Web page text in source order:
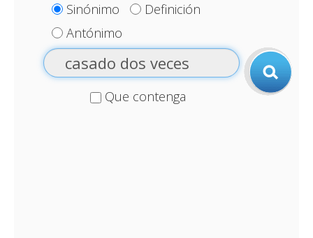
Sinónimo
Definición
Antónimo
Que contenga